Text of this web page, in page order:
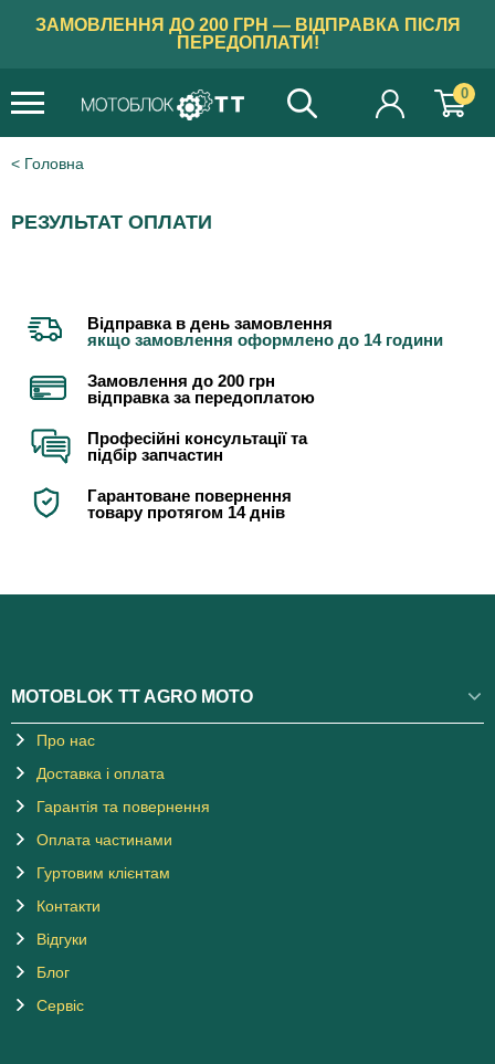
ЗАМОВЛЕННЯ ДО 200 ГРН — ВІДПРАВКА ПІСЛЯ
ПЕРЕДОПЛАТИ!
0
Головна
РЕЗУЛЬТАТ ОПЛАТИ
Відправка в день замовлення
якщо замовлення оформлено до 14 години
Замовлення до 200 грн
відправка за передоплатою
Професійні консультації та
підбір запчастин
Гарантоване повернення
товару протягом 14 днів
MOTOBLOK TT AGRO MOTO
Про нас
Доставка і оплата
Гарантія та повернення
Оплата частинами
Гуртовим клієнтам
Контакти
Відгуки
Блог
Сервіс